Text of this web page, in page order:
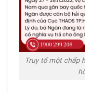
Truy tố một chấp